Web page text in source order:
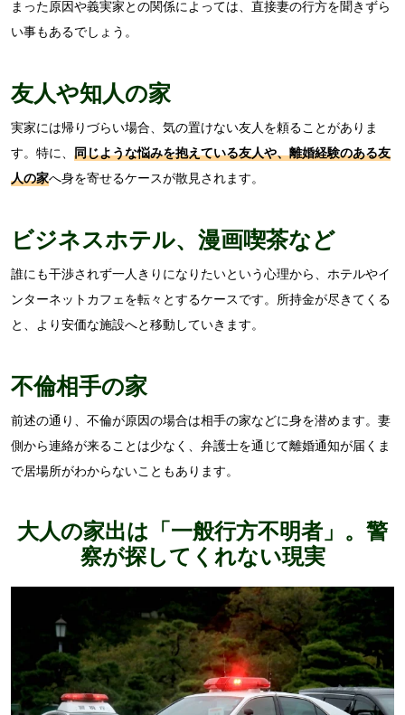
まった原因や義実家との関係によっては、直接妻の行方を聞きずら
い事もあるでしょう。
友人や知人の家
実家には帰りづらい場合、気の置けない友人を頼ることがありま
す。特に、 同じような悩みを抱えている友人や、離婚経験のある友
人の家へ身を寄せるケースが散見されます。
ビジネスホテル、漫画喫茶など
誰にも干渉されず一人きりになりたいという心理から、ホテルやイ
ンターネットカフェを転々とするケースです。所持金が尽きてくる
と、より安価な施設へと移動していきます。
不倫相手の家
前述の通り、不倫が原因の場合は相手の家などに身を潜めます。妻
側から連絡が来ることは少なく、弁護士を通じて離婚通知が届くま
で居場所がわからないこともあります。
大人の家出は「一般行方不明者」。警
察が探してくれない現実